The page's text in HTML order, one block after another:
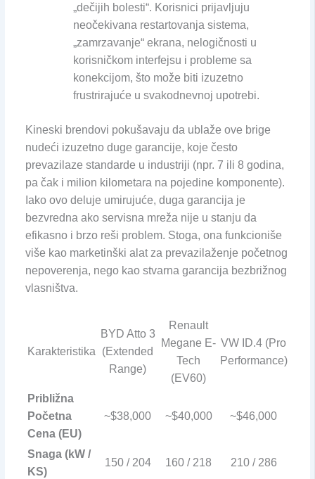
„dečijih bolesti“. Korisnici prijavljuju
neočekivana restartovanja sistema,
„zamrzavanje“ ekrana, nelogičnosti u
korisničkom interfejsu i probleme sa
konekcijom, što može biti izuzetno
frustrirajuće u svakodnevnoj upotrebi.
Kineski brendovi pokušavaju da ublaže ove brige
nudeći izuzetno duge garancije, koje često
prevazilaze standarde u industriji (npr. 7 ili 8 godina,
pa čak i milion kilometara na pojedine komponente).
Iako ovo deluje umirujuće, duga garancija je
bezvredna ako servisna mreža nije u stanju da
efikasno i brzo reši problem. Stoga, ona funkcioniše
više kao marketinški alat za prevazilaženje početnog
nepoverenja, nego kao stvarna garancija bezbrižnog
vlasništva.
Karakteristika
BYD Atto 3
(Extended
Range)
Renault
Megane E-
Tech
(EV60)
VW ID.4 (Pro
Performance)
Približna
Početna
Cena (EU)
~$38,000 ~$40,000 ~$46,000
Snaga (kW /
KS)
150 / 204 160 / 218 210 / 286